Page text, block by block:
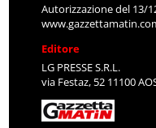
Autorizzazione del 13/
Editore
LG PRESSE S.R.L.
via Festaz, 52 11100